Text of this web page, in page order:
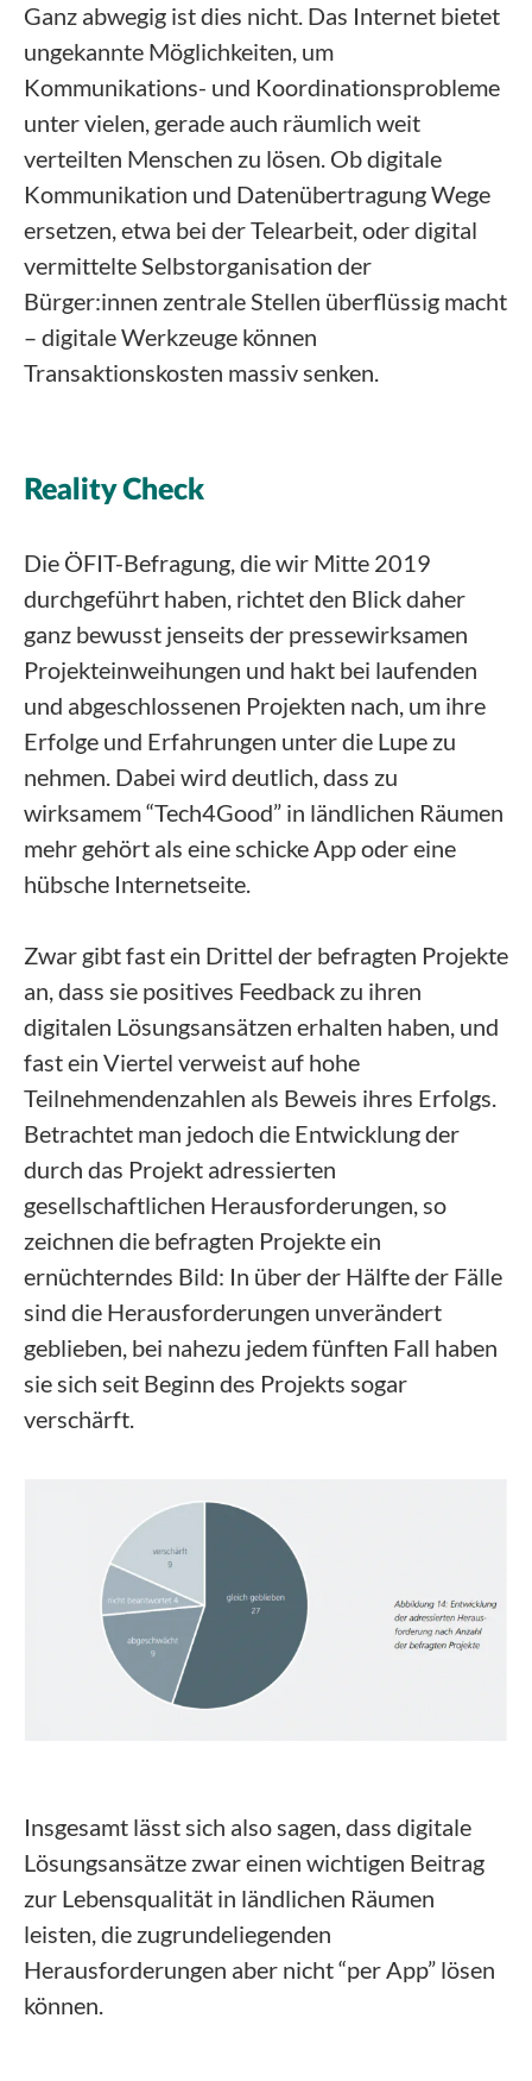
Ganz abwegig ist dies nicht. Das Internet bietet
ungekannte Möglichkeiten, um
Kommunikations- und Koordinationsprobleme
unter vielen, gerade auch räumlich weit
verteilten Menschen zu lösen. Ob digitale
Kommunikation und Datenübertragung Wege
ersetzen, etwa bei der Telearbeit, oder digital
vermittelte Selbstorganisation der
Bürger:innen zentrale Stellen überflüssig macht
– digitale Werkzeuge können
Transaktionskosten massiv senken.
Reality Check
Die ÖFIT-Befragung, die wir Mitte 2019
durchgeführt haben, richtet den Blick daher
ganz bewusst jenseits der pressewirksamen
Projekteinweihungen und hakt bei laufenden
und abgeschlossenen Projekten nach, um ihre
Erfolge und Erfahrungen unter die Lupe zu
nehmen. Dabei wird deutlich, dass zu
wirksamem “Tech4Good” in ländlichen Räumen
mehr gehört als eine schicke App oder eine
hübsche Internetseite.
Zwar gibt fast ein Drittel der befragten Projekte
an, dass sie positives Feedback zu ihren
digitalen Lösungsansätzen erhalten haben, und
fast ein Viertel verweist auf hohe
Teilnehmendenzahlen als Beweis ihres Erfolgs.
Betrachtet man jedoch die Entwicklung der
durch das Projekt adressierten
gesellschaftlichen Herausforderungen, so
zeichnen die befragten Projekte ein
ernüchterndes Bild: In über der Hälfte der Fälle
sind die Herausforderungen unverändert
geblieben, bei nahezu jedem fünften Fall haben
sie sich seit Beginn des Projekts sogar
verschärft.
Insgesamt lässt sich also sagen, dass digitale
Lösungsansätze zwar einen wichtigen Beitrag
zur Lebensqualität in ländlichen Räumen
leisten, die zugrundeliegenden
Herausforderungen aber nicht “per App” lösen
können.